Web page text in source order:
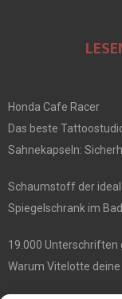
Honda Cafe Racer
Das beste
Sahnekapseln:
Schaumstoff der
Spiegelschrank im
19.000 Unterschriften
Warum Vitelotte